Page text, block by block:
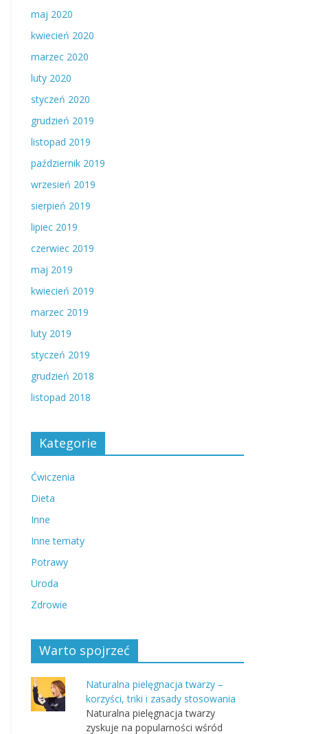
maj 2020
kwiecień 2020
marzec 2020
luty 2020
styczeń 2020
grudzień 2019
listopad 2019
październik 2019
wrzesień 2019
sierpień 2019
lipiec 2019
czerwiec 2019
maj 2019
kwiecień 2019
marzec 2019
luty 2019
styczeń 2019
grudzień 2018
listopad 2018
Kategorie
Ćwiczenia
Dieta
Inne
Inne tematy
Potrawy
Uroda
Zdrowie
Warto spojrzeć
Naturalna pielęgnacja twarzy –
korzyści, triki i zasady stosowania
Naturalna pielęgnacja twarzy
zyskuje na popularności wśród